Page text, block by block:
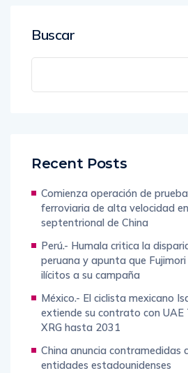
Buscar
Recent Posts
Comienza operación de
ferroviaria de alta velocidad
septentrional de China
Perú.- Humala critica la
peruana y apunta que
ilícitos a su campaña
México.- El ciclista mexicano
extiende su contrato con UAE
XRG hasta 2031
China anuncia contramedidas
entidades estadounidenses